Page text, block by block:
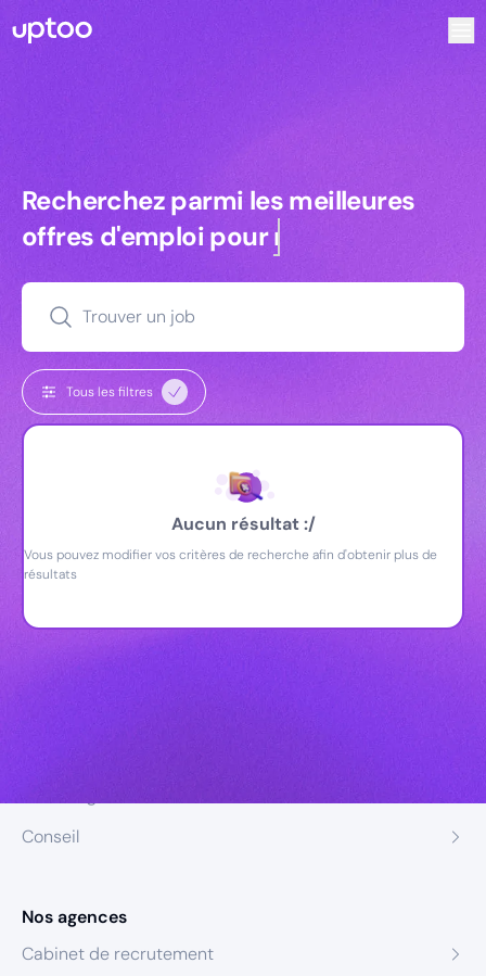
Recherchez parmi les meilleures
Recherchez parmi les meilleures
offres d'emploi pourmanagers
Trouver un job
Tous les filtres
Aucun résultat :/
Vous pouvez modifier vos critères de recherche afin d'obtenir plus de
résultats
Conseil
Nos agences
Cabinet de recrutement